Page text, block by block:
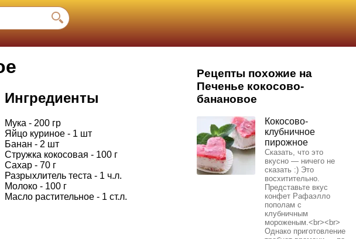
Ингредиенты
Мука - 200 гр
Яйцо куриное - 1 шт
Банан - 2 шт
Стружка кокосовая - 100 г
Сахар - 70 г
Разрыхлитель теста - 1 ч.л.
Молоко - 100 г
Масло растительное - 1 ст.л.
Рецепты похожие на
Печенье кокосово-
банановое
Кокосово-
клубничное
пирожное
Сказать, что это
вкусно — ничего не
сказать :) Это
восхитительно.
Представьте вкус
конфет Рафаэлло
пополам с
клубничным
мороженым.<br><br>
Однако приготовление